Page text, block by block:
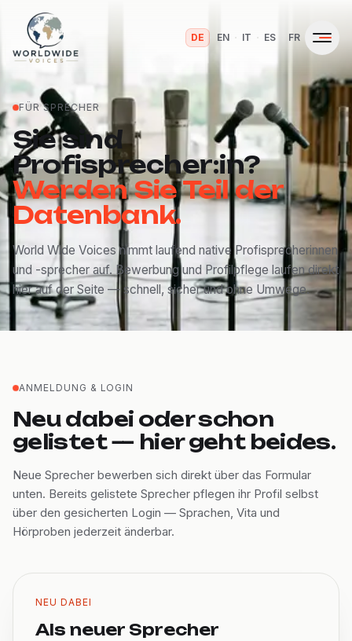
DE EN · IT · ES FR
FÜR SPRECHER
Sie sind
Profisprecher:in?
Werden Sie Teil der
Datenbank.
World Wide Voices nimmt laufend native Profisprecherinnen
und -sprecher auf. Bewerbung und Profilpflege laufen direkt
hier auf der Seite — schnell, sicher und ohne Umwege.
ANMELDUNG & LOGIN
Neu dabei oder schon
gelistet — hier geht beides.
Neue Sprecher bewerben sich direkt über das Formular
unten. Bereits gelistete Sprecher pflegen ihr Profil selbst
über den gesicherten Login — Sprachen, Vita und
Hörproben jederzeit änderbar.
NEU DABEI
Als neuer Sprecher